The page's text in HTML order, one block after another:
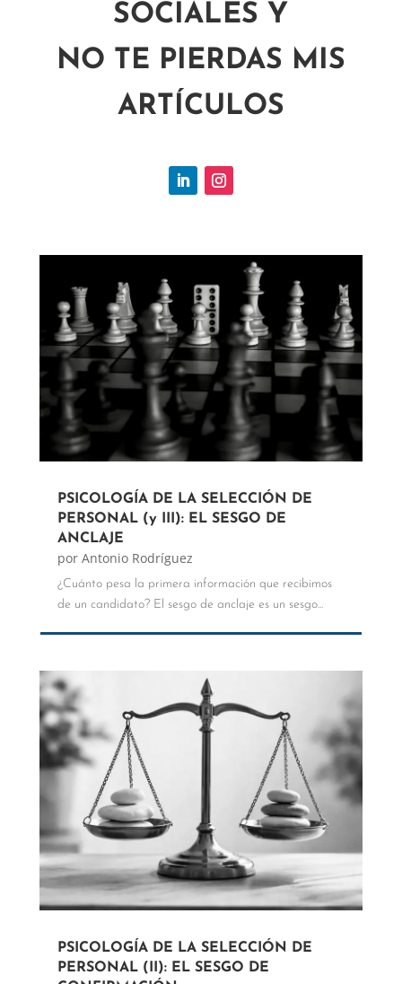
SOCIALES Y
NO TE PIERDAS MIS
ARTÍCULOS
PSICOLOGÍA DE LA SELECCIÓN DE
PERSONAL (y III): EL SESGO DE
ANCLAJE
por Antonio Rodríguez
¿Cuánto pesa la primera información que recibimos
de un candidato? El sesgo de anclaje es un sesgo...
PSICOLOGÍA DE LA SELECCIÓN DE
PERSONAL (II): EL SESGO DE